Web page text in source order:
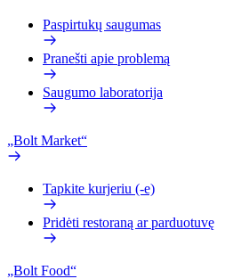
Paspirtukų saugumas
Pranešti apie problemą
Saugumo laboratorija
„Bolt Market“
Tapkite kurjeriu (-e)
Pridėti restoraną ar parduotuvę
„Bolt Food“